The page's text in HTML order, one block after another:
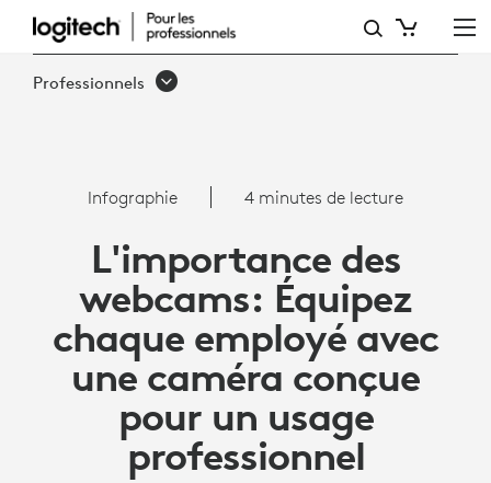
L'IMPORTANCE
DES
EMPLOYÉS
CAMÉRAS
POUR
PROFESSIONNELS
Professionnels
Infographie 4 minutes de lecture
L'importance des
webcams: Équipez
chaque employé avec
une caméra conçue
pour un usage
professionnel